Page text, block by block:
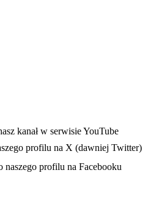
karcie
się w nowej karcie
kanał w serwisie YouTube
profilu na X (dawniej Twitter)
się w nowej karcie
naszego profilu na Facebooku